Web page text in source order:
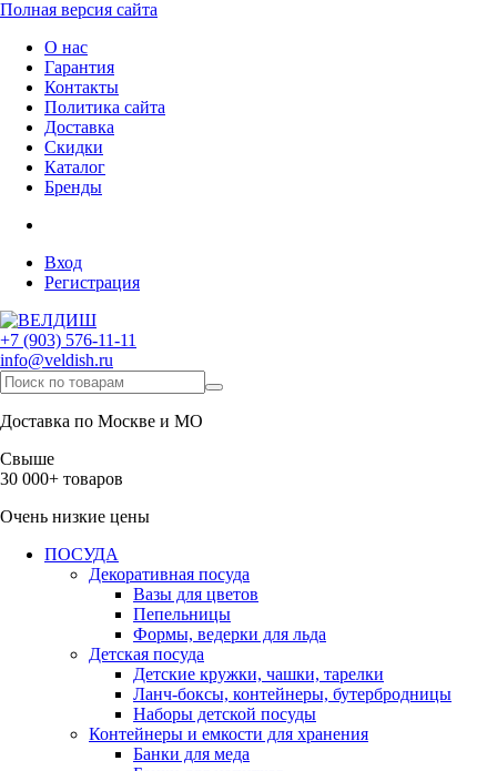
Полная версия сайта
О нас
Гарантия
Контакты
Политика сайта
Доставка
Скидки
Каталог
Бренды
Вход
Регистрация
+7 (903) 576-11-11
info@veldish.ru
Доставка по Москве и МО
Свыше
30 000+ товаров
Очень низкие цены
ПОСУДА
Декоративная посуда
Вазы для цветов
Пепельницы
Формы, ведерки для льда
Детская посуда
Детские кружки, чашки, тарелки
Ланч-боксы, контейнеры, бутербродницы
Наборы детской посуды
Контейнеры и емкости для хранения
Банки для меда